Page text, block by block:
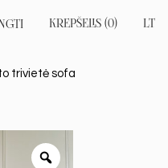
LT
KREPŠELIS (0)
trivietė sofa